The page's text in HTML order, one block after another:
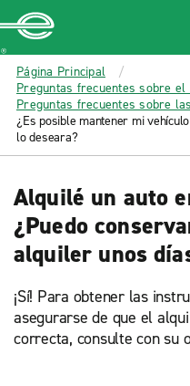
MAIN
CONTENT
Enterprise
Página Principal
Preguntas frecuentes sobre
Preguntas frecuentes sobre
¿Es posible mantener mi
lo deseara?
Alquilé un auto
¿Puedo
alquiler unos
¡Sí! Para obtener las
asegurarse de que el
correcta, consulte con su